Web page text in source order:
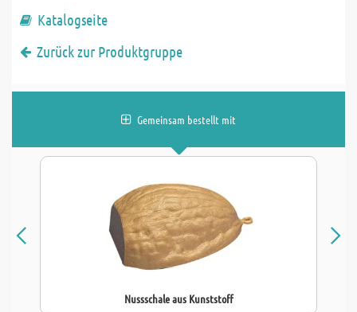
Katalogseite
Zurück zur Produktgruppe
Gemeinsam bestellt mit
Nussschale aus Kunststoff